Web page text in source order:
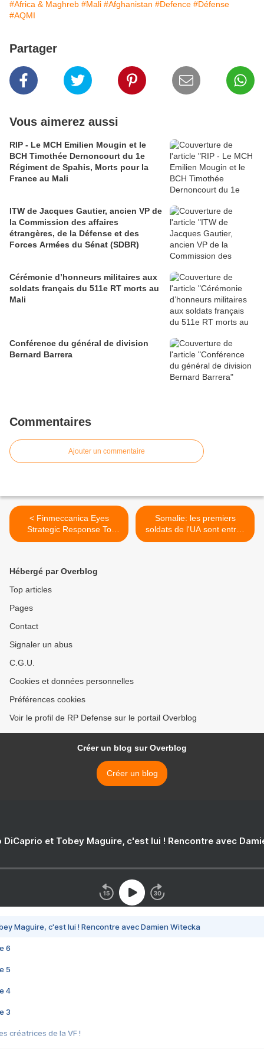
#Africa & Maghreb #Mali #Afghanistan #Defence #Défense
#AQMI
Partager
Vous aimerez aussi
RIP - Le MCH Emilien Mougin et le
BCH Timothée Dernoncourt du 1e
Régiment de Spahis, Morts pour la
France au Mali
ITW de Jacques Gautier, ancien VP de
la Commission des affaires
étrangères, de la Défense et des
Forces Armées du Sénat (SDBR)
Cérémonie d’honneurs militaires aux
soldats français du 511e RT morts au
Mali
Conférence du général de division
Bernard Barrera
Commentaires
Ajouter un commentaire
< Finmeccanica Eyes
Strategic Response To
Possible Merger
Somalie: les premiers
soldats de l'UA sont entrés
dans Kismayo (habitants) >
Hébergé par Overblog
Top articles
Pages
Contact
Signaler un abus
C.G.U.
Cookies et données personnelles
Préférences cookies
Voir le profil de RP Defense sur le portail Overblog
Créer un blog sur Overblog
Créer un blog
DiCaprio et Tobey Maguire, c'est lui ! Rencontre avec
Maguire, c'est lui ! Rencontre avec Damien Witecka
6
5
4
3
créatrices de la VF !